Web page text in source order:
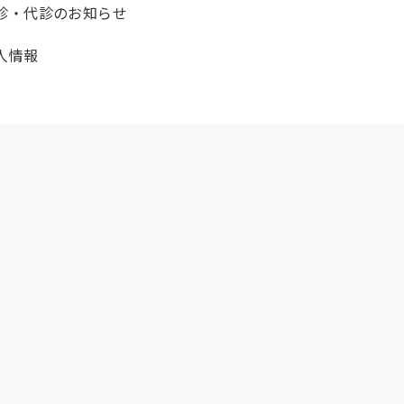
・代診のお知らせ
情報